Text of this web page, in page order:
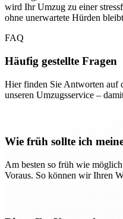
wird Ihr Umzug zu einer
ohne unerwartete Hürden
FAQ
Häufig gestellte Fragen
Hier finden Sie Antworten auf
unseren Umzugsservice –
Wie früh sollte ich
Am besten so früh wie
Voraus. So können wir Ihren